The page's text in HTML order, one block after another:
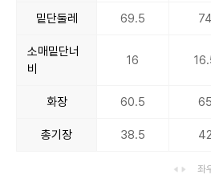
밑단둘레 69.5 74
소매밑단너
비
16
화장 60.5 65
총기장 38.5 42
좌